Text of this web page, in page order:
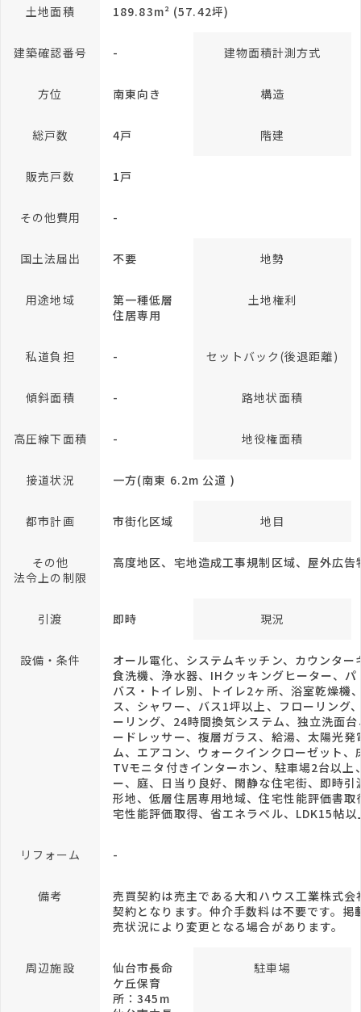
土地面積 189.83m² (57.42坪)
建築確認番号 - 建物面積計測方式
方位 南東向き 構造
総戸数 4戸 階建
販売戸数 1戸
その他費用 -
国土法届出 不要 地勢
用途地域
第一種低層
住居専用
土地権利
私道負担 - セットバック(後退距離)
傾斜面積 - 路地状面積
高圧線下面積 - 地役権面積
接道状況 一方(南東 6.2m 公道 )
都市計画 市街化区域 地目
その他
法令上の制限
高度地区、宅地造成工事規制区域、屋外広告
引渡 即時 現況
設備・条件
オール電化、システムキッチン、カウンター
食洗機、浄水器、IHクッキングヒーター、
バス・トイレ別、トイレ2ヶ所、浴室乾燥機
ス、シャワー、バス1坪以上、フローリング
ーリング、24時間換気システム、独立洗面
ードレッサー、複層ガラス、給湯、太陽光発
ム、エアコン、ウォークインクローゼット、
TVモニタ付きインターホン、駐車場2台以上
ー、庭、日当り良好、閑静な住宅街、即時引
形地、低層住居専用地域、住宅性能評価書取
宅性能評価取得、省エネラベル、LDK15帖以
リフォーム -
備考
売買契約は売主である大和ハウス工業株式会
契約となります。仲介手数料は不要です。掲
売状況により変更となる場合があります。
周辺施設
仙台市長命
ケ丘保育
所：345m
駐車場